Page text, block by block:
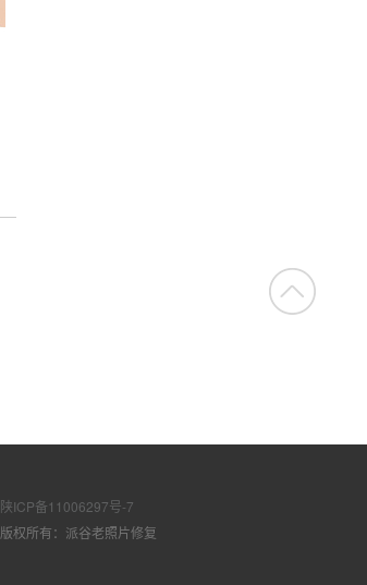
陕ICP备11006297号-7
版权所有：派谷老照片修复